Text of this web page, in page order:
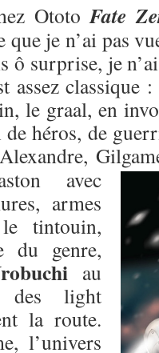
OtotoFate
que je n’ai pas
surprise, je
assez classique
le graal, en
héros, de
avec
armes
tintouin,
du genre,
au
des light
la route.
l’univers